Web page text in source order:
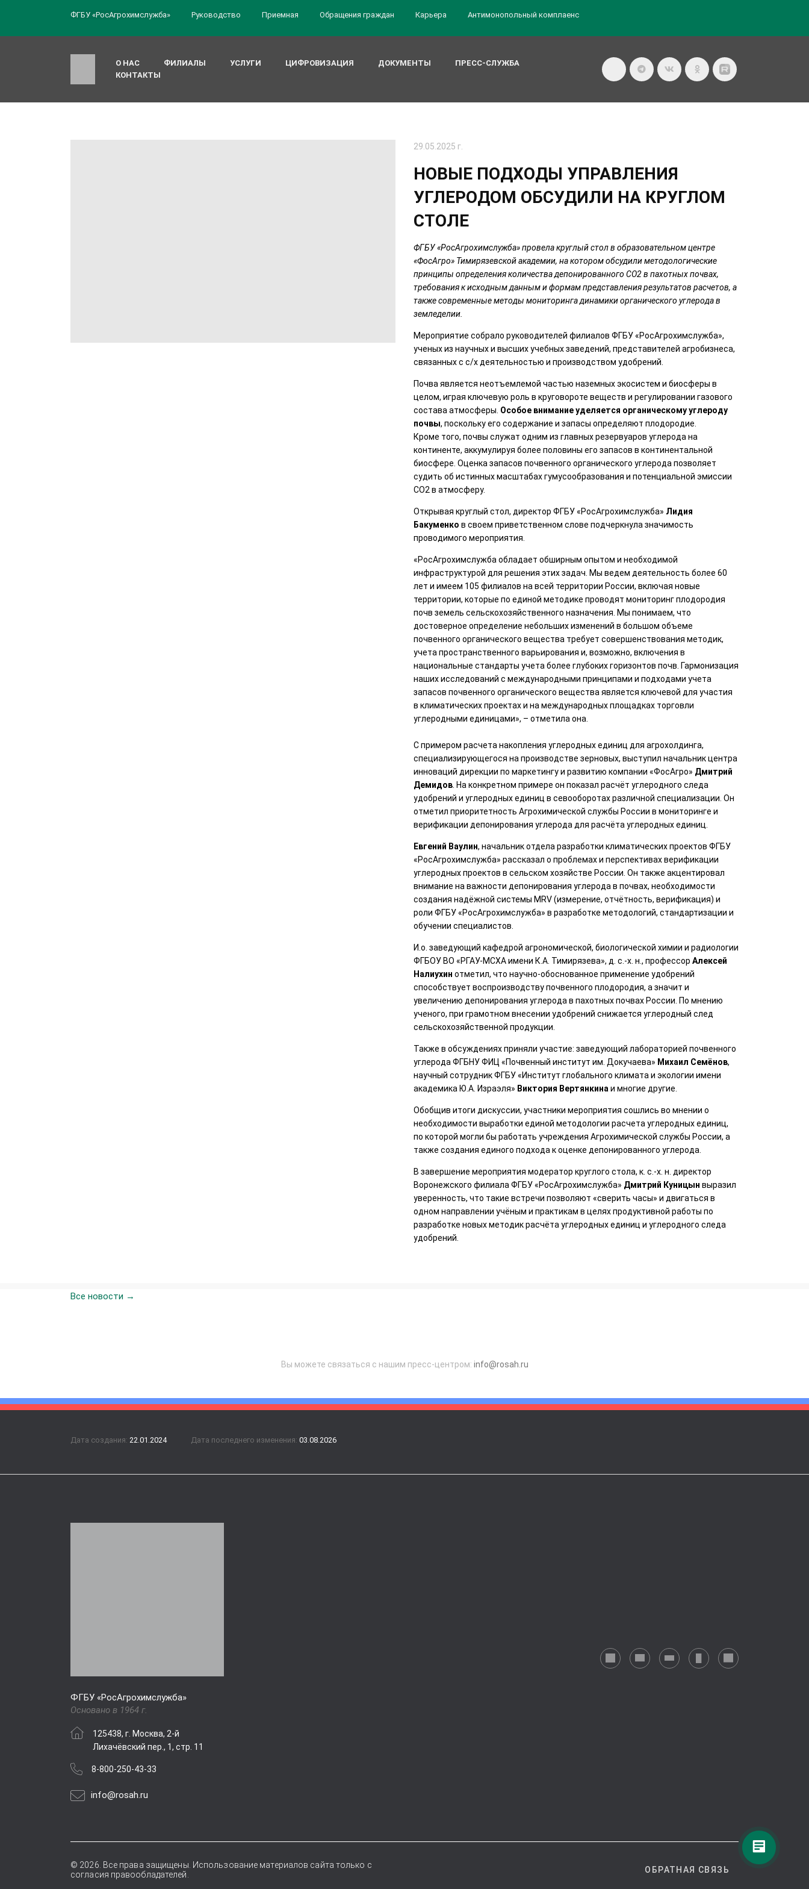
ФГБУ «РосАгрохимслужба» Руководство Приемная Обращения граждан Карьера Антимонопольный комплаенс
О НАС ФИЛИАЛЫ УСЛУГИ ЦИФРОВИЗАЦИЯ ДОКУМЕНТЫ
ПРЕСС-СЛУЖБА
КОНТАКТЫ
29.05.2025 г.
НОВЫЕ ПОДХОДЫ УПРАВЛЕНИЯ
УГЛЕРОДОМ ОБСУДИЛИ НА КРУГЛОМ
СТОЛЕ
ФГБУ «РосАгрохимслужба» провела круглый стол в образовательном центре
«ФосАгро» Тимирязевской академии, на котором обсудили методологические
принципы определения количества депонированного CO2 в пахотных почвах,
требования к исходным данным и формам представления результатов расчетов, а
также современные методы мониторинга динамики органического углерода в
земледелии.
Мероприятие собрало руководителей филиалов ФГБУ «РосАгрохимслужба»,
ученых из научных и высших учебных заведений, представителей агробизнеса,
связанных с с/х деятельностью и производством удобрений.
Почва является неотъемлемой частью наземных экосистем и биосферы в
целом, играя ключевую роль в круговороте веществ и регулировании газового
состава атмосферы. Особое внимание уделяется органическому углероду
почвы, поскольку его содержание и запасы определяют плодородие.
Кроме того, почвы служат одним из главных резервуаров углерода на
континенте, аккумулируя более половины его запасов в континентальной
биосфере. Оценка запасов почвенного органического углерода позволяет
судить об истинных масштабах гумусообразования и потенциальной эмиссии
CO2 в атмосферу.
Открывая круглый стол, директор ФГБУ «РосАгрохимслужба» Лидия
Бакуменко в своем приветственном слове подчеркнула значимость
проводимого мероприятия.
«РосАгрохимслужба обладает обширным опытом и необходимой
инфраструктурой для решения этих задач. Мы ведем деятельность более 60
лет и имеем 105 филиалов на всей территории России, включая новые
территории, которые по единой методике проводят мониторинг плодородия
почв земель сельскохозяйственного назначения. Мы понимаем, что
достоверное определение небольших изменений в большом объеме
почвенного органического вещества требует совершенствования методик,
учета пространственного варьирования и, возможно, включения в
национальные стандарты учета более глубоких горизонтов почв. Гармонизация
наших исследований с международными принципами и подходами учета
запасов почвенного органического вещества является ключевой для участия
в климатических проектах и на международных площадках торговли
углеродными единицами», – отметила она.
С примером расчета накопления углеродных единиц для агрохолдинга,
специализирующегося на производстве зерновых, выступил начальник центра
инноваций дирекции по маркетингу и развитию компании «ФосАгро» Дмитрий
Демидов . На конкретном примере он показал расчёт углеродного следа
удобрений и углеродных единиц в севооборотах различной специализации. Он
отметил приоритетность Агрохимической службы России в мониторинге и
верификации депонирования углерода для расчёта углеродных единиц.
Евгений Ваулин, начальник отдела разработки климатических проектов ФГБУ
«РосАгрохимслужба» рассказал о проблемах и перспективах верификации
углеродных проектов в сельском хозяйстве России. Он также акцентировал
внимание на важности депонирования углерода в почвах, необходимости
создания надёжной системы MRV (измерение, отчётность, верификация) и
роли ФГБУ «РосАгрохимслужба» в разработке методологий, стандартизации и
обучении специалистов.
И.о. заведующий кафедрой агрономической, биологической химии и радиологии
ФГБОУ ВО «РГАУ-МСХА имени К.А. Тимирязева», д. с.-х. н., профессор Алексей
Налиухин отметил, что научно-обоснованное применение удобрений
способствует воспроизводству почвенного плодородия, а значит и
увеличению депонирования углерода в пахотных почвах России. По мнению
ученого, при грамотном внесении удобрений снижается углеродный след
сельскохозяйственной продукции.
Также в обсуждениях приняли участие: заведующий лабораторией почвенного
углерода ФГБНУ ФИЦ «Почвенный институт им. Докучаева» Михаил Семёнов,
научный сотрудник ФГБУ «Институт глобального климата и экологии имени
академика Ю.А. Израэля» Виктория Вертянкина и многие другие.
Обобщив итоги дискуссии, участники мероприятия сошлись во мнении о
необходимости выработки единой методологии расчета углеродных единиц,
по которой могли бы работать учреждения Агрохимической службы России, а
также создания единого подхода к оценке депонированного углерода.
В завершение мероприятия модератор круглого стола, к. с.-х. н. директор
Воронежского филиала ФГБУ «РосАгрохимслужба» Дмитрий Куницын выразил
уверенность, что такие встречи позволяют «сверить часы» и двигаться в
одном направлении учёным и практикам в целях продуктивной работы по
разработке новых методик расчёта углеродных единиц и углеродного следа
удобрений.
Все новости →
Вы можете связаться с нашим пресс-центром: info@rosah.ru
Дата создания: 22.01.2024 Дата последнего изменения: 03.08.2026
ФГБУ «РосАгрохимслужба»
Основано в 1964 г.
125438, г. Москва, 2-й
Лихачёвский пер., 1, стр. 11
8-800-250-43-33
info@rosah.ru
© 2026. Все права защищены. Использование материалов сайта только с
согласия правообладателей.
ОБРАТНАЯ СВЯЗЬ